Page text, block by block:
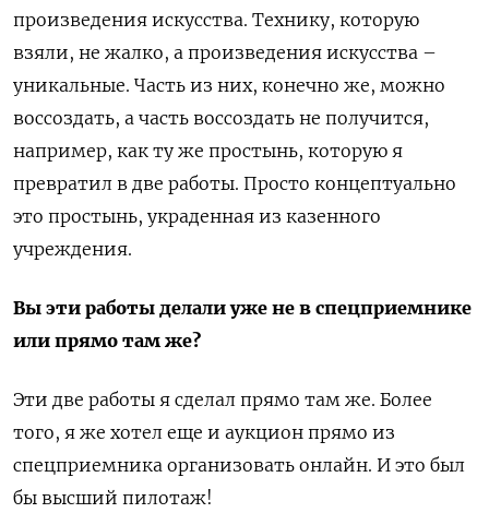
произведения искусства. Технику, которую
взяли, не жалко, а произведения искусства –
уникальные. Часть из них, конечно же, можно
воссоздать, а часть воссоздать не получится,
например, как ту же простынь, которую я
превратил в две работы. Просто концептуально
это простынь, украденная из казенного
учреждения.
Вы эти работы делали уже не в спецприемнике
или прямо там же?
Эти две работы я сделал прямо там же. Более
того, я же хотел еще и аукцион прямо из
спецприемника организовать онлайн. И это был
бы высший пилотаж!